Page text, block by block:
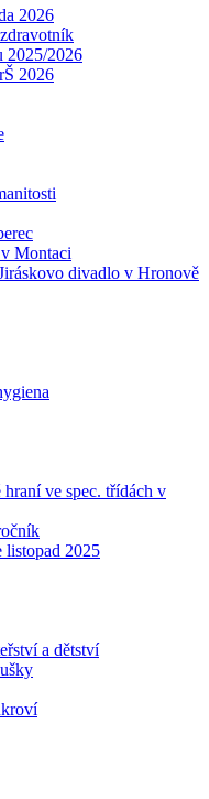
2026
2025/2026
2026
Montaci
divadlo v Hronově
ve spec. třídách v
2025
a dětství